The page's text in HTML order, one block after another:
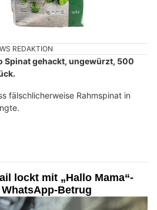
REDAKTION
Spinat gehackt, ungewürzt, 500
fälschlicherweise Rahmspinat in
lockt mit „Hallo Mama“-
Betrug